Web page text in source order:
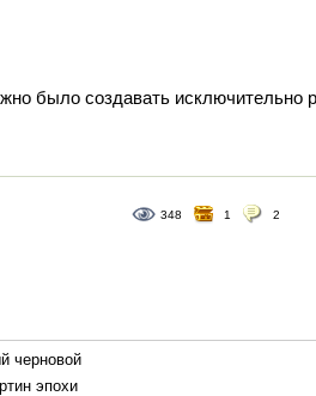
было создавать исключительно
348 1 2
черновой
эпохи